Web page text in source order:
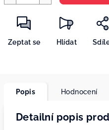
Zeptat se Hlídat
Popis Hodnocení
Detailní popis